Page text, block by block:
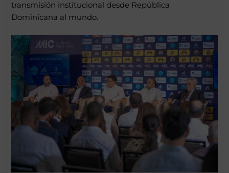
transmisión institucional desde República
Dominicana al mundo.